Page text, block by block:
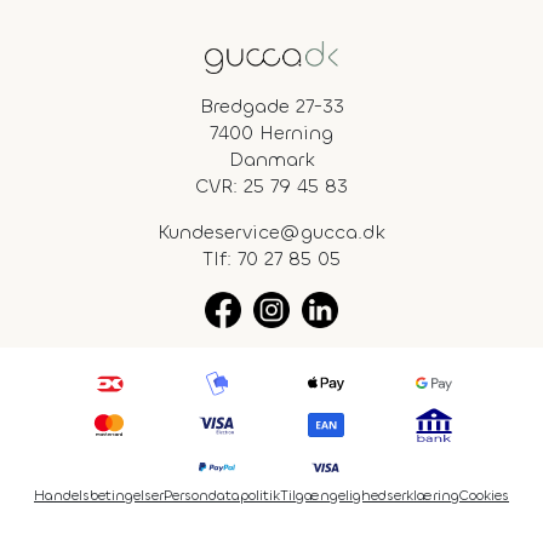
Bredgade 27-33
7400 Herning
Danmark
CVR: 25 79 45 83
Kundeservice@gucca.dk
Tlf: 70 27 85 05
HandelsbetingelserPersondatapolitikTilgængelighedserklæringCookies